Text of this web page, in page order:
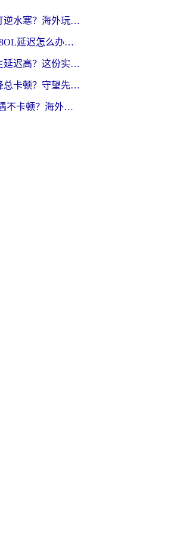
国外可不可以打逆水寒？海外玩家国服畅玩终极指南（附漫威荒野乱斗加速方案）
在国外玩拳皇98OL延迟怎么办？海外党亲测有效的低延迟指南
国外打地铁逃生延迟高？这份实测有效的低延迟指南帮你吃鸡
海外玩守望先锋总卡顿？守望先锋游戏加速器在哪里买&避坑指南（附欧洲非洲游戏实测）
台湾怎么玩光·遇不卡顿？海外党国服游戏加速终极攻略（附实测体验）